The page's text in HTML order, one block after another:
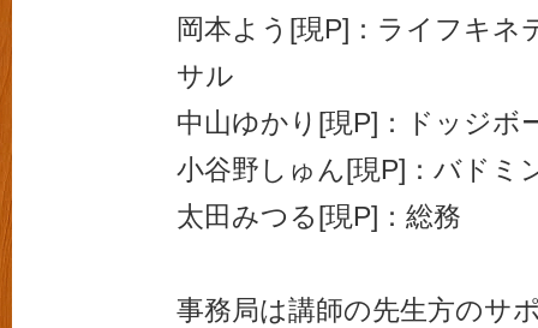
岡本よう[現P]：ライフキネ
サル
中山ゆかり[現P]：ドッジボ
小谷野しゅん[現P]：バドミ
太田みつる[現P]：総務
事務局は講師の先生方のサ